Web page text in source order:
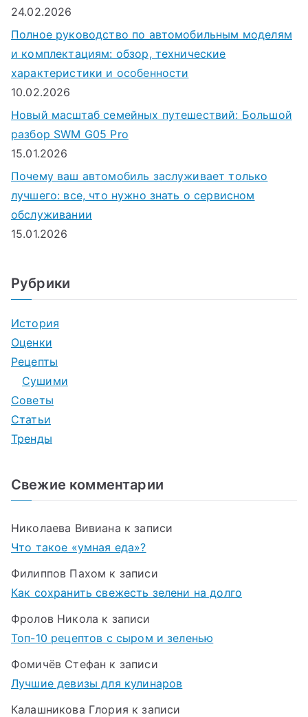
24.02.2026
Полное руководство по автомобильным моделям
и комплектациям: обзор, технические
характеристики и особенности
10.02.2026
Новый масштаб семейных путешествий: Большой
разбор SWM G05 Pro
15.01.2026
Почему ваш автомобиль заслуживает только
лучшего: все, что нужно знать о сервисном
обслуживании
15.01.2026
Рубрики
История
Оценки
Рецепты
Сушими
Советы
Статьи
Тренды
Свежие комментарии
Николаева Вивиана к записи
Что такое «умная еда»?
Филиппов Пахом к записи
Как сохранить свежесть зелени на долго
Фролов Никола к записи
Топ-10 рецептов с сыром и зеленью
Фомичёв Стефан к записи
Лучшие девизы для кулинаров
Калашникова Глория к записи